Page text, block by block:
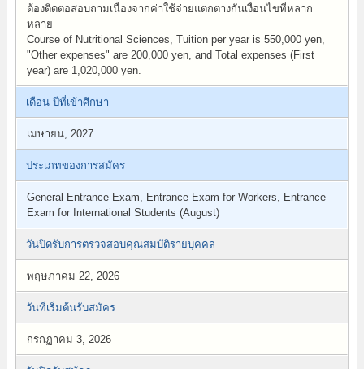
ต้องติดต่อสอบถามเนื่องจากค่าใช้จ่ายแตกต่างกันเงื่อนไขที่หลาก
หลาย
Course of Nutritional Sciences, Tuition per year is 550,000 yen,
"Other expenses" are 200,000 yen, and Total expenses (First
year) are 1,020,000 yen.
เดือน ปีที่เข้าศึกษา
เมษายน, 2027
ประเภทของการสมัคร
General Entrance Exam, Entrance Exam for Workers, Entrance
Exam for International Students (August)
วันปิดรับการตรวจสอบคุณสมบัติรายบุคคล
พฤษภาคม 22, 2026
วันที่เริ่มต้นรับสมัคร
กรกฏาคม 3, 2026